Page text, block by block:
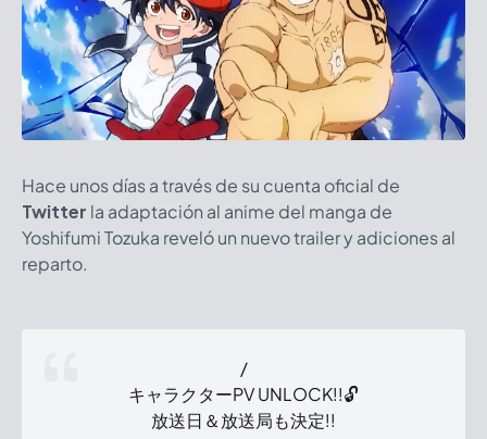
Hace unos días a través de su cuenta oficial de
Twitter la adaptación al anime del manga de
Yoshifumi Tozuka reveló un nuevo trailer y adiciones al
reparto.
/
キャラクターPV UNLOCK!!🔓
放送日＆放送局も決定!!